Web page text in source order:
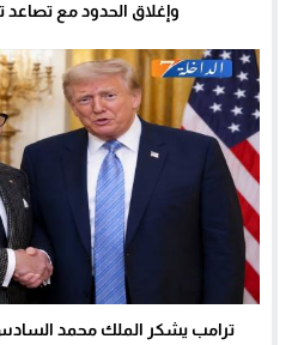
وإغلاق الحدود مع
ترامب يشكر الملك محمد